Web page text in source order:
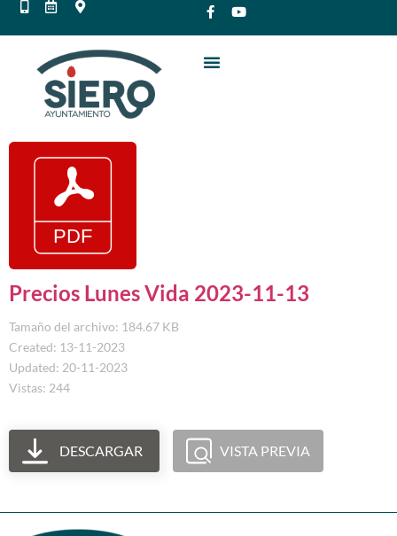
Precios Lunes Vida 2023-11-13
Tamaño del archivo: 184.67 KB
Created: 13-11-2023
Updated: 20-11-2023
Vistas: 244
DESCARGAR VISTA PREVIA